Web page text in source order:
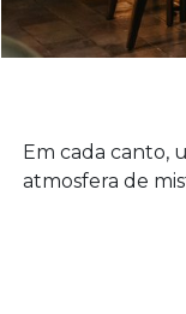
Em cada canto,
atmosfera de